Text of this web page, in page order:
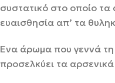
συστατικό στο οποίο τα
ευαισθησία απ’ τα
Ένα άρωμα που γεννά
προσελκύει τα